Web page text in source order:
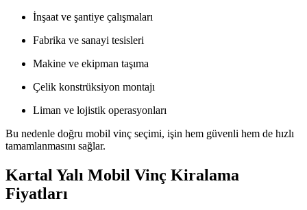
İnşaat ve şantiye çalışmaları
Fabrika ve sanayi tesisleri
Makine ve ekipman taşıma
Çelik konstrüksiyon montajı
Liman ve lojistik operasyonları
Bu nedenle doğru mobil vinç seçimi, işin hem güvenli hem de hızlı
tamamlanmasını sağlar.
Kartal Yalı Mobil Vinç Kiralama
Fiyatları